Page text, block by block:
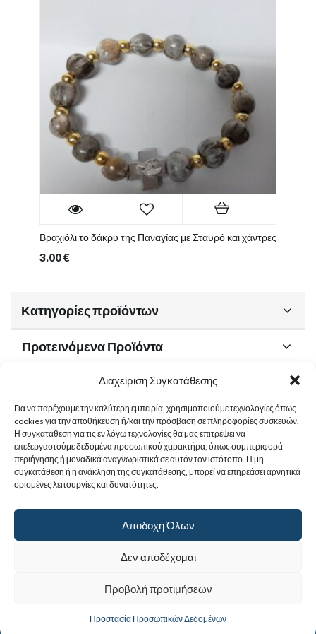
Διαχείριση Συγκατάθεσης
Για να παρέχουμε την καλύτερη εμπειρία, χρησιμοποιούμε τεχνολογίες όπως
cookies για την αποθήκευση ή/και την πρόσβαση σε πληροφορίες συσκευών.
Η συγκατάθεση για τις εν λόγω τεχνολογίες θα μας επιτρέψει να
επεξεργαστούμε δεδομένα προσωπικού χαρακτήρα, όπως συμπεριφορά
περιήγησης ή μοναδικά αναγνωριστικά σε αυτόν τον ιστότοπο. Η μη
συγκατάθεση ή η ανάκληση της συγκατάθεσης, μπορεί να επηρεάσει αρνητικά
ορισμένες λειτουργίες και δυνατότητες.
Αποδοχή Όλων
Δεν αποδέχομαι
Προβολή προτιμήσεων
Προστασία Προσωπικών Δεδομένων
Βραχιόλι το δάκρυ της Παναγίας με Σταυρό και χάντρες
3.00€
Κατηγορίες προϊόντων
Προτεινόμενα Προϊόντα
Χρήσιμα Έγγραφα
Sitemap
Στοιχεία Επικοινωνίας
Powered by |